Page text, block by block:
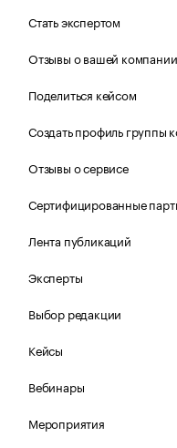
Стать экспертом
Отзывы о вашей компании
Поделиться кейсом
Создать профиль группы
Отзывы о сервисе
Сертифицированные
Лента публикаций
Эксперты
Выбор редакции
Кейсы
Вебинары
Мероприятия